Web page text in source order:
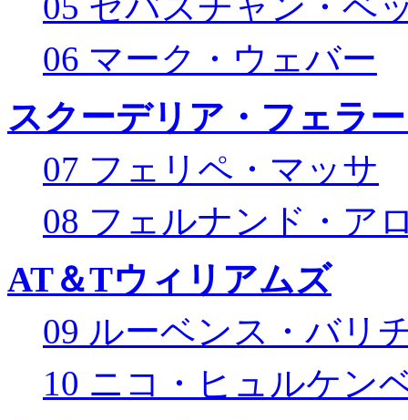
06 マーク・ウェバー
スクーデリア・フェラ
07 フェリペ・マッサ
08 フェルナンド・ア
AT＆Tウィリアムズ
09 ルーベンス・バリ
10 ニコ・ヒュルケン